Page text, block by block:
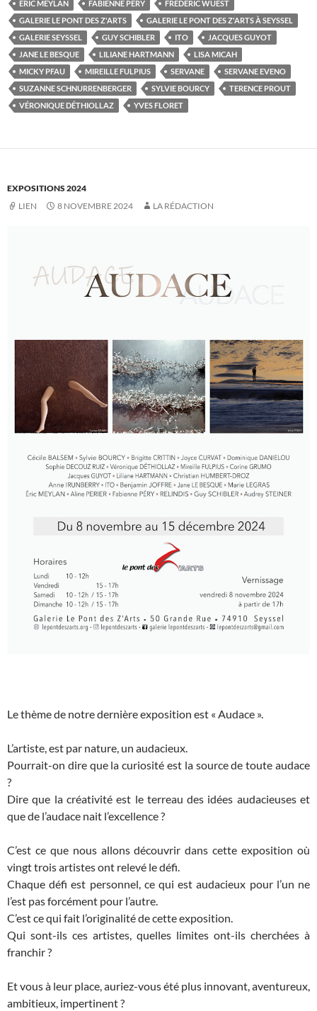
ÉRIC MEYLAN FABIENNE PÉRY
FRÉDÉRIC WUEST
GALERIE LE PONT DES Z'ARTS
GALERIE LE PONT DES Z'ARTS À SEYSSEL
GALERIE SEYSSEL
GUY SCHIBLER ITO
JACQUES GUYOT
JANE LE BESQUE
LILIANE HARTMANN
LISA MICAH
MICKY PFAU
MIREILLE FULPIUS SERVANE
SERVANE EVENO
SUZANNE SCHNURRENBERGER
SYLVIE BOURCY
TERENCE PROUT
VÉRONIQUE DÉTHIOLLAZ
YVES FLORET
EXPOSITIONS 2024
LIEN
8 NOVEMBRE 2024 LA RÉDACTION
Le thème de notre dernière exposition est « Audace ».
L’artiste, est par nature, un audacieux.
Pourrait-on dire que la curiosité est la source de toute audace
?
Dire que la créativité est le terreau des idées audacieuses et
que de l’audace nait l’excellence ?
C’est ce que nous allons découvrir dans cette exposition où
vingt trois artistes ont relevé le défi.
Chaque défi est personnel, ce qui est audacieux pour l’un ne
l’est pas forcément pour l’autre.
C’est ce qui fait l’originalité de cette exposition.
Qui sont-ils ces artistes, quelles limites ont-ils cherchées à
franchir ?
Et vous à leur place, auriez-vous été plus innovant, aventureux,
ambitieux, impertinent ?